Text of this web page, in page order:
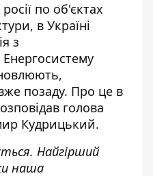
по об'єктах
в Україні
з
Енергосистему
,
позаду. Про це в
голова
Кудрицький.
Найгірший
наша